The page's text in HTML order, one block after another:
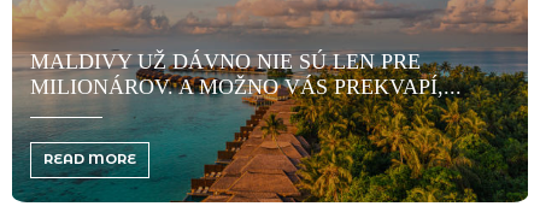
DÁVNO NIE SÚ LEN PRE
A MOŽNO VÁS PREKVAPÍ,...
BALIACE
FIREMNÉ
READ MORE